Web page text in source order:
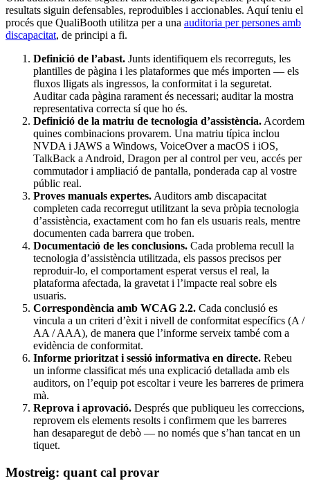
resultats siguin defensables, reproduïbles i accionables. Aquí teniu el
procés que QualiBooth utilitza per a una auditoria per persones amb
discapacitat, de principi a fi.
Definició de l’abast. Junts identifiquem els recorreguts, les
plantilles de pàgina i les plataformes que més importen — els
fluxos lligats als ingressos, la conformitat i la seguretat.
Auditar cada pàgina rarament és necessari; auditar la mostra
representativa correcta sí que ho és.
Definició de la matriu de tecnologia d’assistència. Acordem
quines combinacions provarem. Una matriu típica inclou
NVDA i JAWS a Windows, VoiceOver a macOS i iOS,
TalkBack a Android, Dragon per al control per veu, accés per
commutador i ampliació de pantalla, ponderada cap al vostre
públic real.
Proves manuals expertes. Auditors amb discapacitat
completen cada recorregut utilitzant la seva pròpia tecnologia
d’assistència, exactament com ho fan els usuaris reals, mentre
documenten cada barrera que troben.
Documentació de les conclusions. Cada problema recull la
tecnologia d’assistència utilitzada, els passos precisos per
reproduir-lo, el comportament esperat versus el real, la
plataforma afectada, la gravetat i l’impacte real sobre els
usuaris.
Correspondència amb WCAG 2.2. Cada conclusió es
vincula a un criteri d’èxit i nivell de conformitat específics (A /
AA / AAA), de manera que l’informe serveix també com a
evidència de conformitat.
Informe prioritzat i sessió informativa en directe. Rebeu
un informe classificat més una explicació detallada amb els
auditors, on l’equip pot escoltar i veure les barreres de primera
mà.
Reprova i aprovació. Després que publiqueu les correccions,
reprovem els elements resolts i confirmem que les barreres
han desaparegut de debò — no només que s’han tancat en un
tiquet.
Mostreig: quant cal provar